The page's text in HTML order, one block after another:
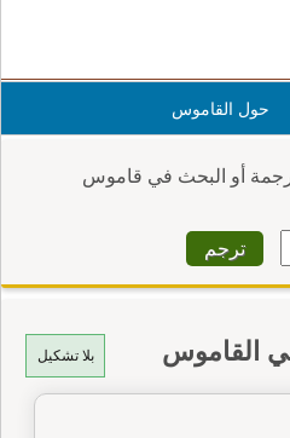
حول القاموس
أو البحث في قاموس
بلا تشكيل القاموس